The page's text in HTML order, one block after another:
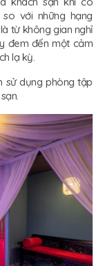
với những hạng
từ không gian nghỉ
đem đến một cảm
lạ kỳ.
sử dụng phòng tập